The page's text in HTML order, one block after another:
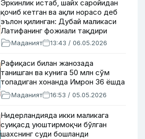
Эркинлик истаб, шайх саройидан
қочиб кетган ва ақли норасо деб
эълон қилинган: Дубай маликаси
Латифанинг фожиали тақдири
ҳақида
Маданият 13:43 / 06.05.2026
Рафиқаси билан жанозада
танишган ва кунига 50 млн сўм
топадиган хонанда Имрон 36 ёшда
Маданият 16:53 / 05.05.2026
Нидерландияда икки маликага
суиқасд уюштирмоқчи бўлган
шахснинг суди бошланди